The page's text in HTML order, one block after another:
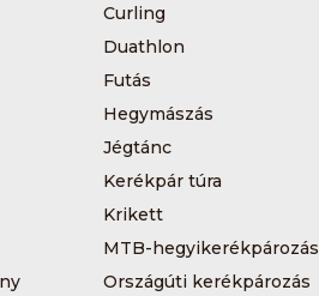
Curling
Duathlon
Futás
Hegymászás
Jégtánc
Kerékpár túra
Krikett
MTB-hegyikerékpározás
Országúti kerékpározás